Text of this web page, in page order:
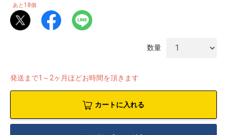
あと 18個
数量
発送まで1～2ヶ月ほどお時間を頂きます
カートに入れる